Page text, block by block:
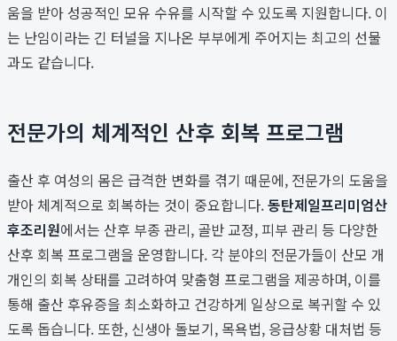
움을 받아 성공적인 모유 수유를 시작할 수 있도록 지원합니다. 이
는 난임이라는 긴 터널을 지나온 부부에게 주어지는 최고의 선물
과도 같습니다.
전문가의 체계적인 산후 회복 프로그램
출산 후 여성의 몸은 급격한 변화를 겪기 때문에, 전문가의 도움을
받아 체계적으로 회복하는 것이 중요합니다.동탄제일프리미엄산
후조리원에서는 산후 부종 관리, 골반 교정, 피부 관리 등 다양한
산후 회복 프로그램을 운영합니다. 각 분야의 전문가들이 산모 개
개인의 회복 상태를 고려하여 맞춤형 프로그램을 제공하며, 이를
통해 출산 후유증을 최소화하고 건강하게 일상으로 복귀할 수 있
도록 돕습니다. 또한, 신생아 돌보기, 목욕법, 응급상황 대처법 등